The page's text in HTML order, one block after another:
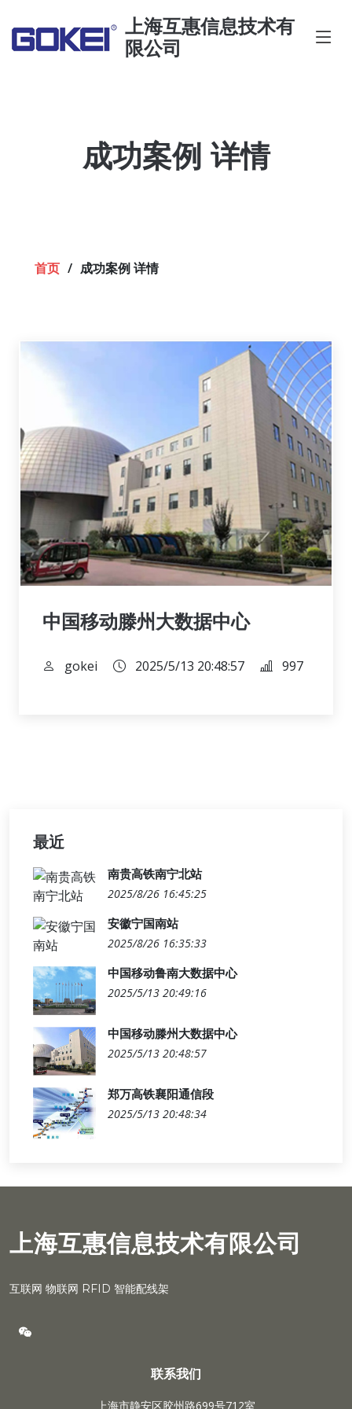
上海互惠信息技术有
限公司
成功案例 详情
首页 成功案例 详情
中国移动滕州大数据中心
gokei 2025/5/13 20:48:57 997
最近
南贵高铁南宁北站
2025/8/26 16:45:25
安徽宁国南站
2025/8/26 16:35:33
中国移动鲁南大数据中心
2025/5/13 20:49:16
中国移动滕州大数据中心
2025/5/13 20:48:57
郑万高铁襄阳通信段
2025/5/13 20:48:34
上海互惠信息技术有限公司
互联网 物联网 RFID 智能配线架
联系我们
上海市静安区胶州路699号712室